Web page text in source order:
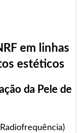
em linhas
estéticos
da Pele de